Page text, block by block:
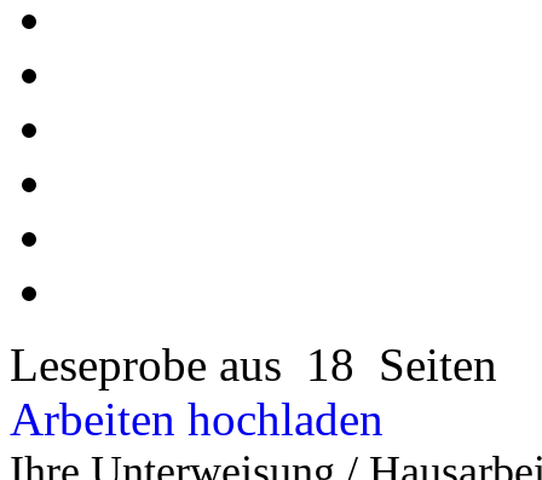
Leseprobe aus 18 Seiten
Arbeiten hochladen